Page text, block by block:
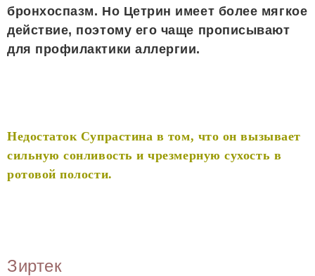
бронхоспазм. Но Цетрин имеет более мягкое
действие, поэтому его чаще прописывают
для профилактики аллергии.
Недостаток Супрастина в том, что он вызывает
сильную сонливость и чрезмерную сухость в
ротовой полости.
Зиртек